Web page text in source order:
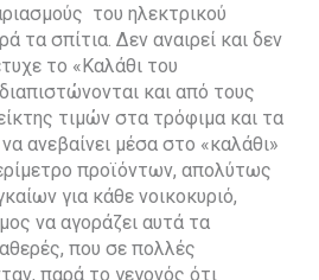
του ηλεκτρικού
τα σπίτια. Δεν αναιρεί και δεν
το «Καλάθι του
και από τους
τιμών στα τρόφιμα και τα
ανεβαίνει μέσα στο «καλάθι»
προϊόντων, απολύτως
για κάθε νοικοκυριό,
να αγοράζει αυτά τα
που σε πολλές
παρά το γεγονός ότι